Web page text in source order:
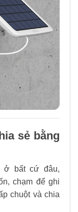
sẻ bằng
ở bất cứ đâu,
chạm để ghi
chuột và chia